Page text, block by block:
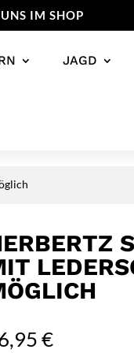
IM SHOP
JAGD
€